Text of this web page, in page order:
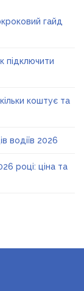
гайд
підключити
коштує та
водіїв 2026
році: ціна та